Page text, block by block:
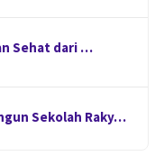
Sehat dari …
Sekolah Raky…